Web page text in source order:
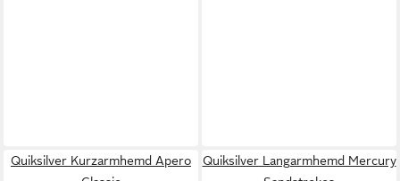
Quiksilver Kurzarmhemd Apero
Quiksilver Langarmhemd Mercury